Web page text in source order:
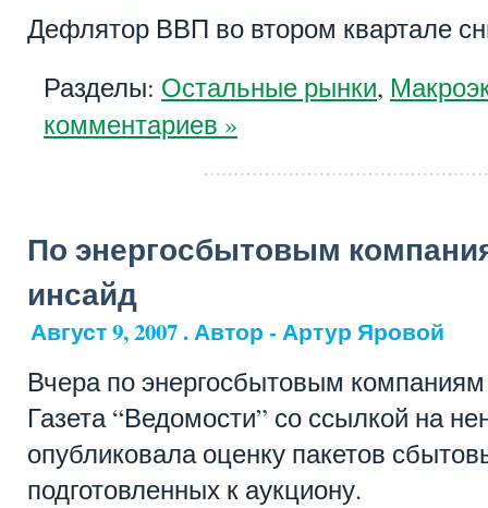
Дефлятор ВВП во втором квартале
Разделы: Остальные рынки,
комментариев »
По энергосбытовым
инсайд
Август 9, 2007 . Автор - Артур Яровой
Вчера по энергосбытовым
Газета “Ведомости” со ссылкой на
опубликовала оценку пакетов
подготовленных к аукциону.